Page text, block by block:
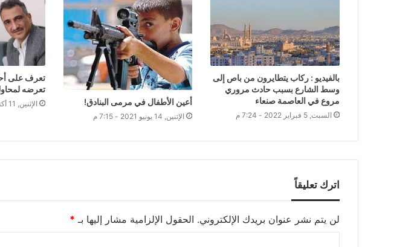
بالفيديو : ركاب يتطايرون من باص إلى
وسط الشارع بسبب حادث مروري
مروع في العاصمة صنعاء
السبت, 5 فبراير 2022 - 7:24 م
أعين الأطفال في مرمى البنادق!
الإثنين, 14 يونيو 2021 - 7:15 م
تعرف على
تعرضه
الإثنين, 11 أكتوبر 2021 - 12:32 م
اترك تعليقاً
لن يتم نشر عنوان بريدك الإلكتروني. الحقول الإلزامية مشار إليها بـ *